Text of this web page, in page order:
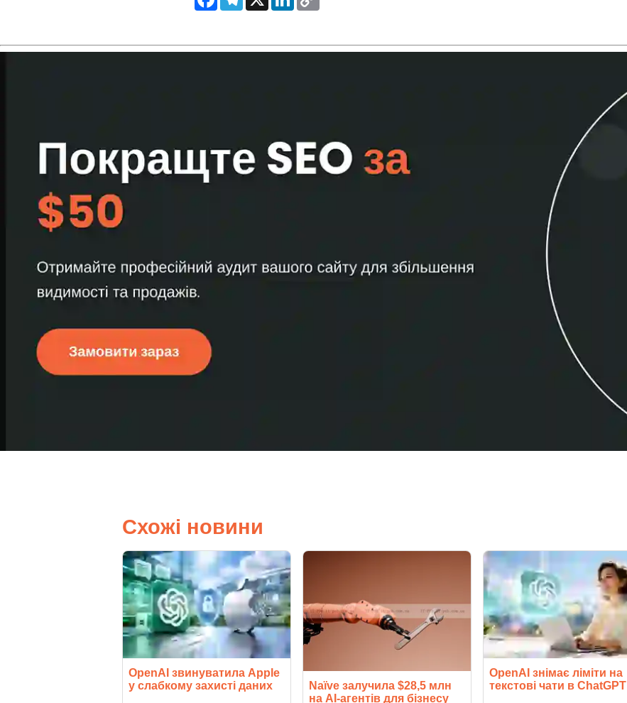
Схожі новини
OpenAI звинуватила Apple
у слабкому захисті даних
Naïve залучила $28,5 млн
на AI-агентів для бізнесу
OpenAI знімає ліміти на
текстові чати в ChatGPT